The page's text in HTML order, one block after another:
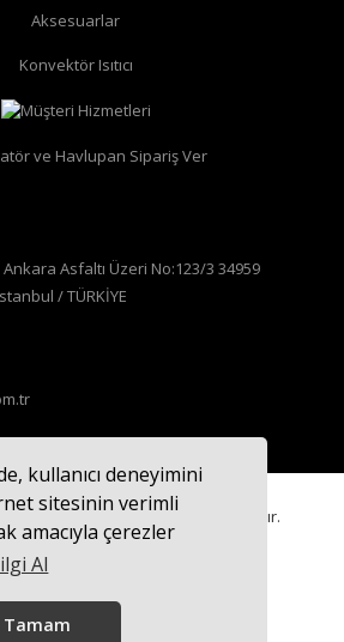
kullanıcı deneyimini
sitesinin verimli
amacıyla çerezler
Al
Tamam
Aksesuarlar
Konvektör Isıtıcı
Asfaltı Üzeri No:123/3 34959
/ TÜRKİYE
RADYATÖRTüm hakları saklıdır.